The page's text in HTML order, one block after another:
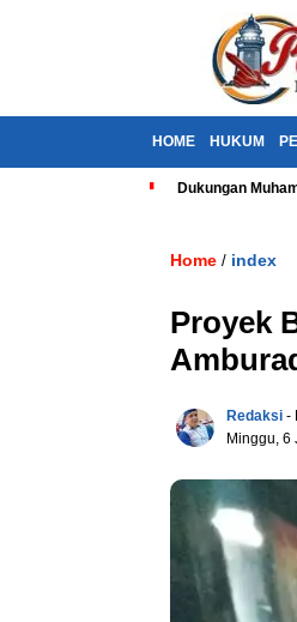
HOME HUKUM
Dukungan
Home / index
Proyek
Redaksi -
Minggu, 6